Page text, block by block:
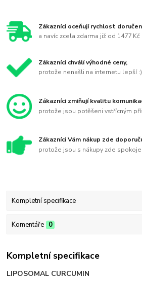
Zákazníci oceňují rychlost
a navíc zcela zdarma již od 1477 Kč
Zákazníci chválí výhodné ceny,
protože nenašli na internetu lepší :)
Zákazníci zmiňují kvalitu
protože jsou potěšeni vstřícným
Zákazníci Vám nákup zde
protože jsou s nákupy zde
Kompletní specifikace
Komentáře 0
Kompletní specifikace
LIPOSOMAL CURCUMIN